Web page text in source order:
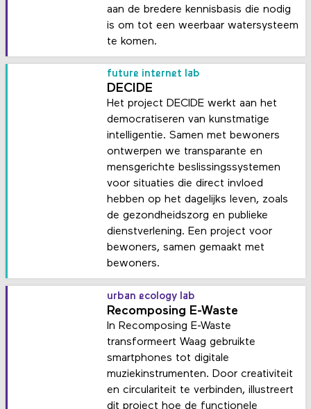
aan de bredere kennisbasis die nodig
is om tot een weerbaar watersysteem
te komen.
future internet lab
DECIDE
Het project DECIDE werkt aan het
democratiseren van kunstmatige
intelligentie. Samen met bewoners
ontwerpen we transparante en
mensgerichte beslissingssystemen
voor situaties die direct invloed
hebben op het dagelijks leven, zoals
de gezondheidszorg en publieke
dienstverlening. Een project voor
bewoners, samen gemaakt met
bewoners.
urban ecology lab
Recomposing E-Waste
In Recomposing E-Waste
transformeert Waag gebruikte
smartphones tot digitale
muziekinstrumenten. Door creativiteit
en circulariteit te verbinden, illustreert
dit project hoe de functionele